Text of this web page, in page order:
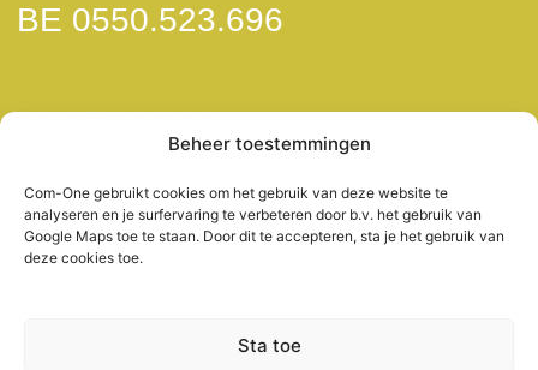
Beheer toestemmingen
Com-One gebruikt cookies om het gebruik van deze website te
analyseren en je surfervaring te verbeteren door b.v. het gebruik van
Google Maps toe te staan. Door dit te accepteren, sta je het gebruik van
deze cookies toe.
Sta toe
BE 0550.523.696
09 274 02 00
Privacyverklaring
Cookies Beleid